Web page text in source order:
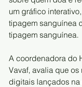
um gráfico
tipagem sanguínea
tipagem sanguínea.
A coordenadora do
Vavaf, avalia que
digitais lançados